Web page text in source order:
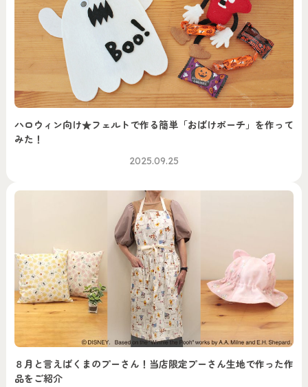
ハロウィン向け★フェルトで作る簡単「おばけポーチ」を作って
みた！
2025.09.25
８月と言えばくまのプーさん！当店限定プーさん生地で作った作
品をご紹介